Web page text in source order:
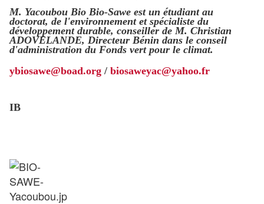
M. Yacoubou Bio Bio-Sawe est un étudiant au
doctorat, de l'environnement et spécialiste du
développement durable, conseiller de M. Christian
ADOVELANDE, Directeur Bénin dans le conseil
d'administration du Fonds vert pour le climat.
ybiosawe@boad.org / biosaweyac@yahoo.fr
IB